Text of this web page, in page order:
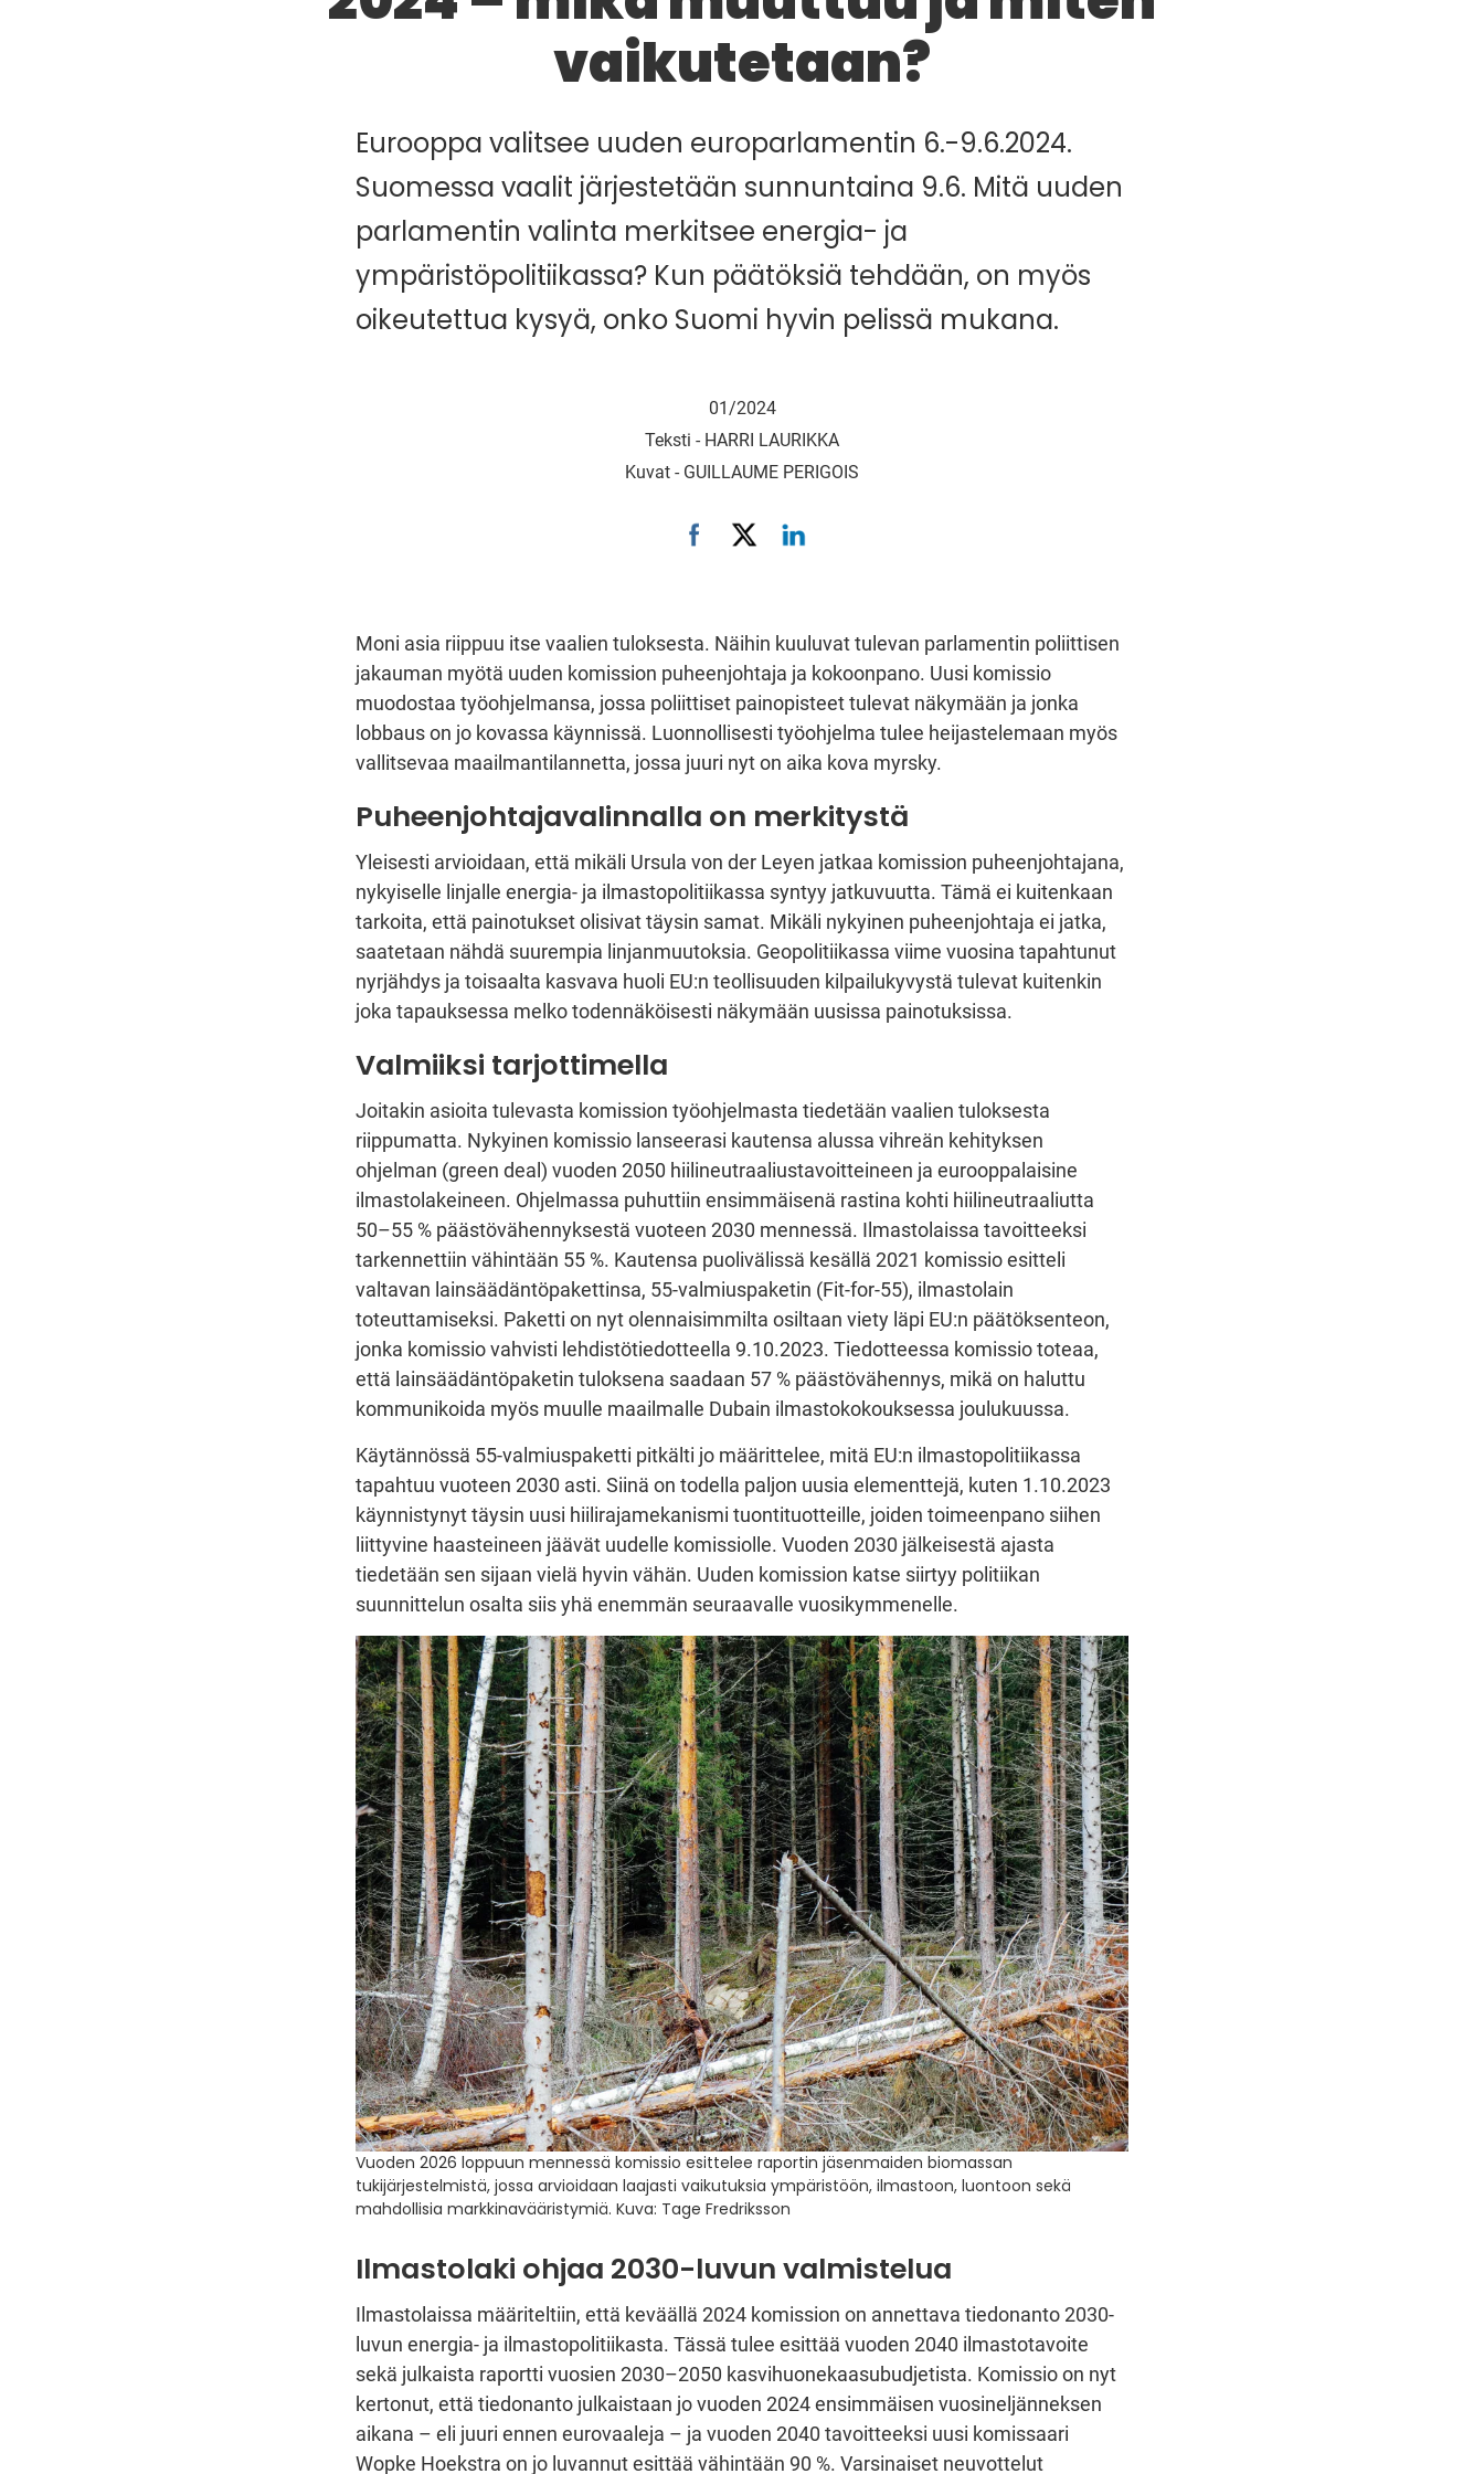
vaikutetaan?
Eurooppa valitsee uuden europarlamentin 6.-9.6.2024.
Suomessa vaalit järjestetään sunnuntaina 9.6. Mitä uuden
parlamentin valinta merkitsee energia- ja
ympäristöpolitiikassa? Kun päätöksiä tehdään, on myös
oikeutettua kysyä, onko Suomi hyvin pelissä mukana.
01/2024
Teksti - HARRI LAURIKKA
Kuvat - GUILLAUME PERIGOIS
Moni asia riippuu itse vaalien tuloksesta. Näihin kuuluvat tulevan parlamentin poliittisen
jakauman myötä uuden komission puheenjohtaja ja kokoonpano. Uusi komissio
muodostaa työohjelmansa, jossa poliittiset painopisteet tulevat näkymään ja jonka
lobbaus on jo kovassa käynnissä. Luonnollisesti työohjelma tulee heijastelemaan myös
vallitsevaa maailmantilannetta, jossa juuri nyt on aika kova myrsky.
Puheenjohtajavalinnalla on merkitystä
Yleisesti arvioidaan, että mikäli Ursula von der Leyen jatkaa komission puheenjohtajana,
nykyiselle linjalle energia- ja ilmastopolitiikassa syntyy jatkuvuutta. Tämä ei kuitenkaan
tarkoita, että painotukset olisivat täysin samat. Mikäli nykyinen puheenjohtaja ei jatka,
saatetaan nähdä suurempia linjanmuutoksia. Geopolitiikassa viime vuosina tapahtunut
nyrjähdys ja toisaalta kasvava huoli EU:n teollisuuden kilpailukyvystä tulevat kuitenkin
joka tapauksessa melko todennäköisesti näkymään uusissa painotuksissa.
Valmiiksi tarjottimella
Joitakin asioita tulevasta komission työohjelmasta tiedetään vaalien tuloksesta
riippumatta. Nykyinen komissio lanseerasi kautensa alussa vihreän kehityksen
ohjelman (green deal) vuoden 2050 hiilineutraaliustavoitteineen ja eurooppalaisine
ilmastolakeineen. Ohjelmassa puhuttiin ensimmäisenä rastina kohti hiilineutraaliutta
50–55 % päästövähennyksestä vuoteen 2030 mennessä. Ilmastolaissa tavoitteeksi
tarkennettiin vähintään 55 %. Kautensa puolivälissä kesällä 2021 komissio esitteli
valtavan lainsäädäntöpakettinsa, 55-valmiuspaketin (Fit-for-55), ilmastolain
toteuttamiseksi. Paketti on nyt olennaisimmilta osiltaan viety läpi EU:n päätöksenteon,
jonka komissio vahvisti lehdistötiedotteella 9.10.2023. Tiedotteessa komissio toteaa,
että lainsäädäntöpaketin tuloksena saadaan 57 % päästövähennys, mikä on haluttu
kommunikoida myös muulle maailmalle Dubain ilmastokokouksessa joulukuussa.
Käytännössä 55-valmiuspaketti pitkälti jo määrittelee, mitä EU:n ilmastopolitiikassa
tapahtuu vuoteen 2030 asti. Siinä on todella paljon uusia elementtejä, kuten 1.10.2023
käynnistynyt täysin uusi hiilirajamekanismi tuontituotteille, joiden toimeenpano siihen
liittyvine haasteineen jäävät uudelle komissiolle. Vuoden 2030 jälkeisestä ajasta
tiedetään sen sijaan vielä hyvin vähän. Uuden komission katse siirtyy politiikan
suunnittelun osalta siis yhä enemmän seuraavalle vuosikymmenelle.
Vuoden 2026 loppuun mennessä komissio esittelee raportin jäsenmaiden biomassan
tukijärjestelmistä, jossa arvioidaan laajasti vaikutuksia ympäristöön, ilmastoon, luontoon sekä
mahdollisia markkinavääristymiä. Kuva: Tage Fredriksson
Ilmastolaki ohjaa 2030-luvun valmistelua
Ilmastolaissa määriteltiin, että keväällä 2024 komission on annettava tiedonanto 2030-
luvun energia- ja ilmastopolitiikasta. Tässä tulee esittää vuoden 2040 ilmastotavoite
sekä julkaista raportti vuosien 2030–2050 kasvihuonekaasubudjetista. Komissio on nyt
kertonut, että tiedonanto julkaistaan jo vuoden 2024 ensimmäisen vuosineljänneksen
aikana – eli juuri ennen eurovaaleja – ja vuoden 2040 tavoitteeksi uusi komissaari
Wopke Hoekstra on jo luvannut esittää vähintään 90 %. Varsinaiset neuvottelut